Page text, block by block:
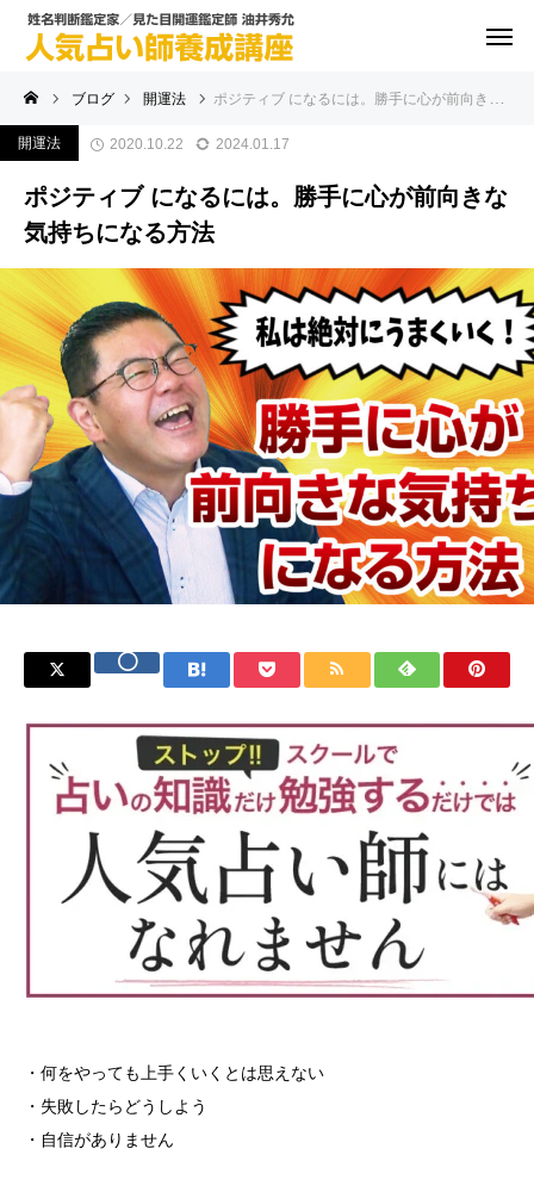
ブログ 開運法 ポジティブ になるには。勝手に心が前向きな気持ちになる方法
開運法 2020.10.22 2024.01.17
ポジティブ になるには。勝手に心が前向きな
気持ちになる方法
・何をやっても上手くいくとは思えない
・失敗したらどうしよう
・自信がありません